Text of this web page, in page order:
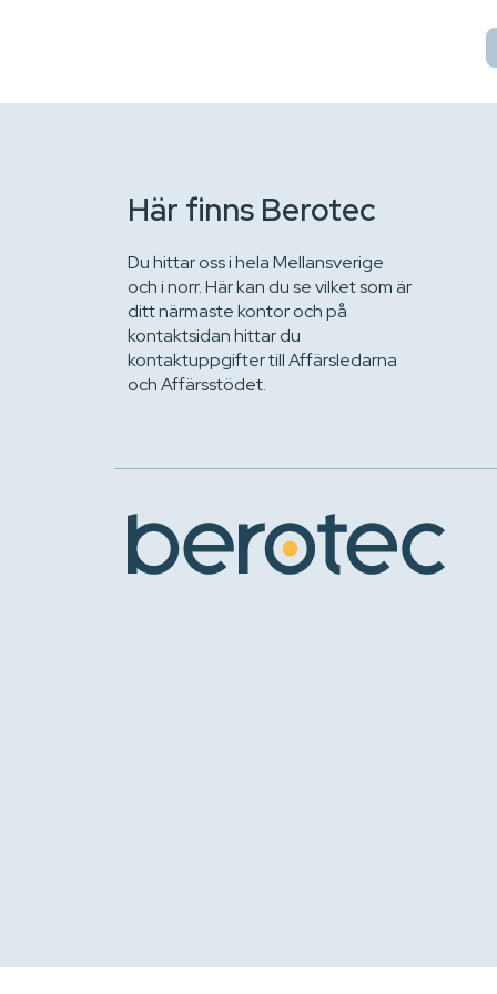
Här finns Berotec
Du hittar oss i hela Mellansverige
och i norr. Här kan du se vilket som är
ditt närmaste kontor och på
kontaktsidan hittar du
kontaktuppgifter till Affärsledarna
och Affärsstödet.